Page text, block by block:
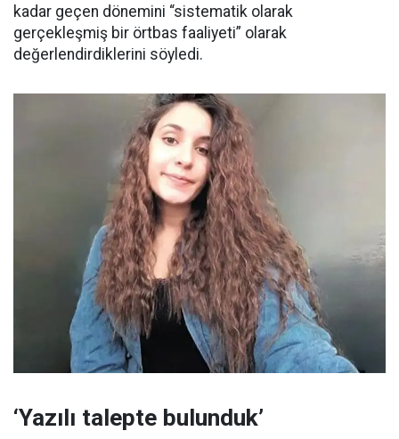
kadar geçen dönemini “sistematik olarak
gerçekleşmiş bir örtbas faaliyeti” olarak
değerlendirdiklerini söyledi.
‘Yazılı talepte bulunduk’